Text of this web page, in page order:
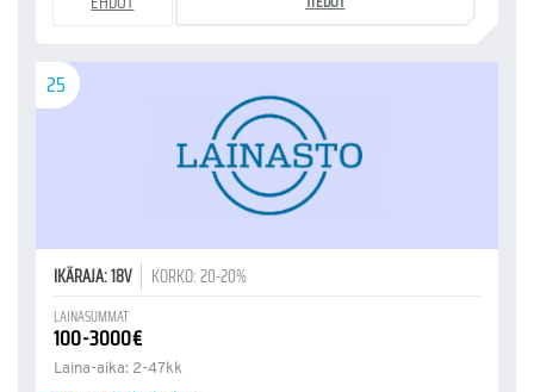
25
IKÄRAJA: 18V KORKO: 20-20%
LAINASUMMAT
100-3000€
Laina-aika: 2-47kk